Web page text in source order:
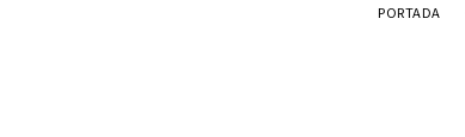
PORTADA